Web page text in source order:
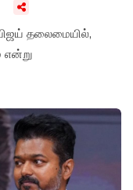
தலைமையில்,
என்று